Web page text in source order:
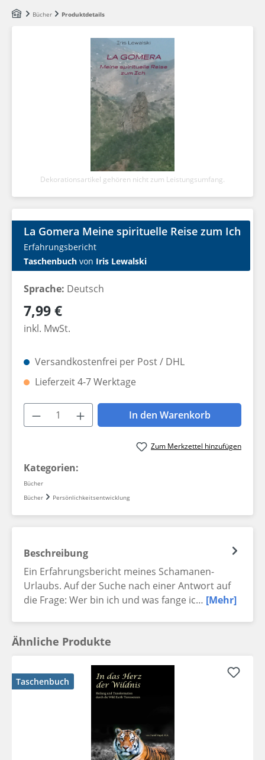
Zum Hauptinhalt springen
Bücher Produktdetails
Dekorationsartikel gehören nicht zum Leistungsumfang.
La Gomera Meine spirituelle Reise zum Ich
Erfahrungsbericht
Taschenbuch von Iris Lewalski
Sprache: Deutsch
Regulärer Preis:
7,99 €
inkl. MwSt.
Versandkostenfrei per Post / DHL
Lieferzeit 4-7 Werktage
Produkt Anzahl: Gib den
In den Warenkorb
Zum Merkzettel hinzufügen
Kategorien:
Bücher
Bücher
Persönlichkeitsentwicklung
Beschreibung
Ein Erfahrungsbericht meines Schamanen-
Urlaubs. Auf der Suche nach einer Antwort auf
die Frage: Wer bin ich und was fange ic… [Mehr]
Ähnliche Produkte
Taschenbuch